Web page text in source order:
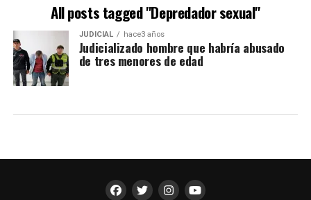
All posts tagged "Depredador sexual"
JUDICIAL hace3 años
Judicializado hombre que habría abusado
de tres menores de edad